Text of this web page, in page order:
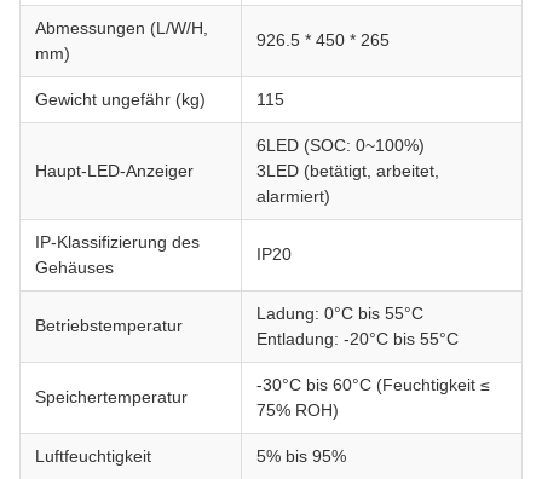
Abmessungen (L/W/H,
mm)
926.5 * 450 * 265
Gewicht ungefähr (kg) 115
Haupt-LED-Anzeiger
6LED (SOC: 0~100%)
3LED (betätigt, arbeitet,
alarmiert)
IP-Klassifizierung des
Gehäuses
IP20
Betriebstemperatur
Ladung: 0°C bis 55°C
Entladung: -20°C bis 55°C
Speichertemperatur
-30°C bis 60°C (Feuchtigkeit ≤
75% ROH)
Luftfeuchtigkeit 5% bis 95%